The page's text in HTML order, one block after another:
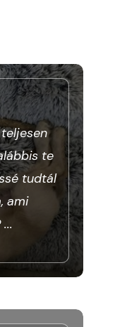
te
tudtál
ami
...